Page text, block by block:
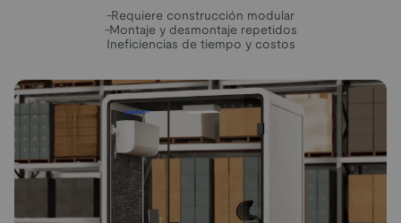
-Requiere construcción modular
-Montaje y desmontaje repetidos
Ineficiencias de tiempo y costos